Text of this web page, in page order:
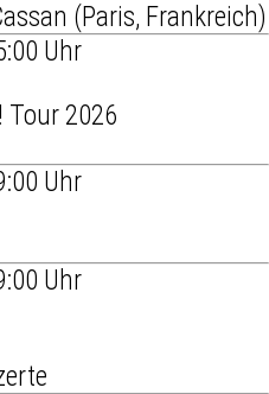
(Paris, Frankreich)
Uhr
Tour 2026
Uhr
Uhr